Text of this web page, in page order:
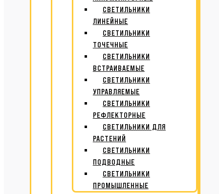
СВЕТИЛЬНИКИ
ЛИНЕЙНЫЕ
СВЕТИЛЬНИКИ
ТОЧЕЧНЫЕ
СВЕТИЛЬНИКИ
ВСТРАИВАЕМЫЕ
СВЕТИЛЬНИКИ
УПРАВЛЯЕМЫЕ
СВЕТИЛЬНИКИ
РЕФЛЕКТОРНЫЕ
СВЕТИЛЬНИКИ ДЛЯ
РАСТЕНИЙ
СВЕТИЛЬНИКИ
ПОДВОДНЫЕ
СВЕТИЛЬНИКИ
ПРОМЫШЛЕННЫЕ